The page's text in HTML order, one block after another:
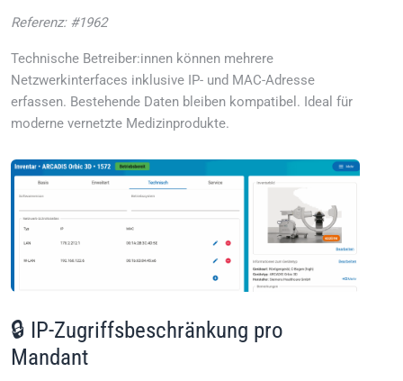
Referenz: #1962
Technische Betreiber:innen können mehrere
Netzwerkinterfaces inklusive IP- und MAC-Adresse
erfassen. Bestehende Daten bleiben kompatibel. Ideal für
moderne vernetzte Medizinprodukte.
🔒 IP-Zugriffsbeschränkung pro
Mandant